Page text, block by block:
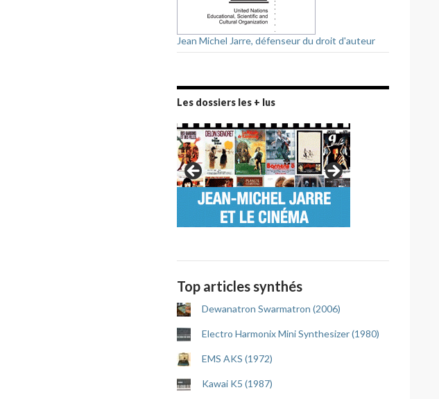
Jean Michel Jarre, défenseur du droit d'auteur
Les dossiers les + lus
Top articles synthés
Dewanatron Swarmatron (2006)
Electro Harmonix Mini Synthesizer (1980)
EMS AKS (1972)
Kawai K5 (1987)